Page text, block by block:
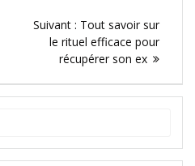
Suivant : Article
suivant
:
Tout savoir sur
le rituel efficace pour
récupérer son ex
: